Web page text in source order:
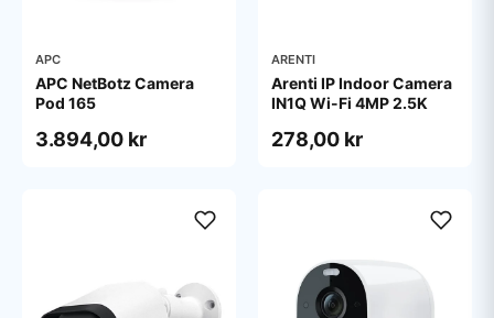
APC
APC NetBotz Camera
Pod 165
3.894,00 kr
ARENTI
Arenti IP Indoor Camera
IN1Q Wi-Fi 4MP 2.5K
278,00 kr